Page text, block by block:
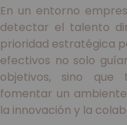
En un entorno
detectar el talento
prioridad estratégica
efectivos no solo
objetivos, sino que
fomentar un
la innovación y la